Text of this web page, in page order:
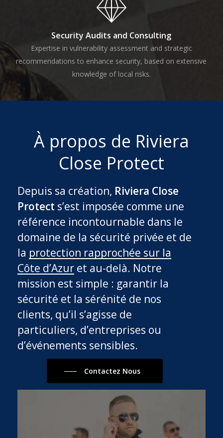
Security Audits and Consulting
Expertise in vulnerability assessment and strategic
recommendations to enhance security, based on extensive
knowledge of local risks.
À propos de Riviera
Close Protect
Depuis sa création, Riviera Close
Protect s’est imposée comme une
référence incontournable dans le
domaine de la sécurité privée et de
la protection rapprochée sur la
Côte d’Azuret au-delà. Notre
mission est simple : garantir la
sécurité et la sérénité de nos
clients, qu’il s’agisse de
particuliers, d’entreprises ou
d’événements sensibles.
Contactez Nous